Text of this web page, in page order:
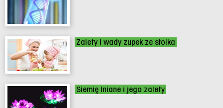
Zalety i wady zupek ze słoika
Siemię lniane i jego zalety